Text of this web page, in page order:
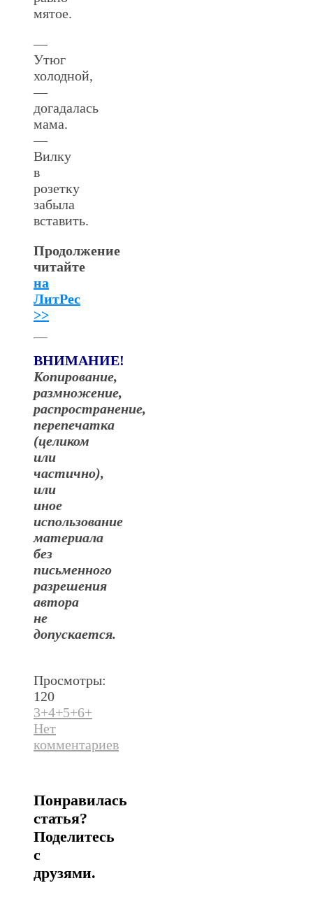
мятое.
—
Утюг
холодной,
—
догадалась
мама.
—
Вилку
в
розетку
забыла
вставить.
Продолжение
читайте
на
ЛитРес
>>
ВНИМАНИЕ!
Копирование,
размножение,
распространение,
перепечатка
(целиком
или
частично),
или
иное
использование
материала
без
письменного
разрешения
автора
не
допускается.
Просмотры:
120
3+4+5+6+
Нет
комментариев
Понравилась
статья?
Поделитесь
с
друзями.